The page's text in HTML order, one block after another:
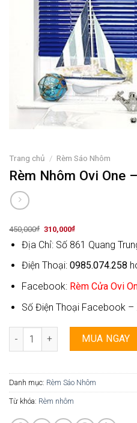
Trang chủ / Rèm Sáo Nhôm
Rèm Nhôm Ovi One
450,000₫
Original
was:
310,000₫Current
is:
310,000₫.
Địa Chỉ: Số 861 Quang
Điện Thoại: 0985.074.258
Facebook: Rèm Cửa Ovi
Số Điện Thoại Facebook –
Rèm Nhôm Ovi One - 01 số
MUA NGAY
Danh mục: Rèm Sáo Nhôm
Từ khóa: Rèm nhôm